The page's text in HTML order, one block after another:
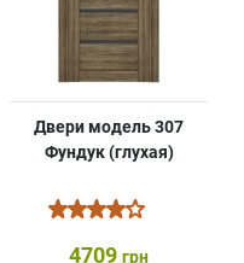
Двери модель 307
Фундук (глухая)
4709 грн